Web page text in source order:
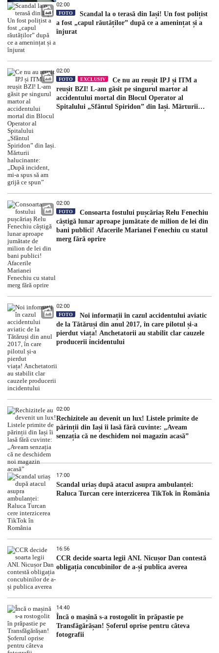
02:00
FOTO
Scandal la o terasă din Iași! Un fost polițist
a fost „capul răutăților” după ce a amenințat și a
înjurat
02:00
FOTO EXCLUSIV
Ce nu au reușit IPJ și ITM a
reușit BZI! L-am găsit pe singurul martor al
accidentului mortal din Blocul Operator al
Spitalului „Sfântul Spiridon” din Iași. Mărturii
02:00
FOTO
Consoarta fostului pușcăriaș Relu Fenechiu
câștigă lunar aproape jumătate de milion de lei din
bani publici! Afacerile Marianei Fenechiu cu statul
merg fără oprire
02:00
FOTO
Noi informații în cazul accidentului aviatic
de la Tătăruși din anul 2017, în care pilotul și-a
pierdut viața! Anchetatorii au stabilit clar cauzele
producerii incidentului
02:00
Rechizitele au devenit un lux! Listele primite de
părinții din Iași îi lasă fără cuvinte: „Aveam
senzația că ne deschidem noi magazin acasă”
17:00
Scandal uriaș după atacul asupra ambulanței:
Raluca Turcan cere interzicerea TikTok în România
16:56
CCR decide soarta legii ANI. Nicușor Dan contestă
obligația concubinilor de a-și publica averea
14:40
Încă o mașină s-a rostogolit în prăpastie pe
Transfăgărășan! Șoferul oprise pentru câteva
fotografii